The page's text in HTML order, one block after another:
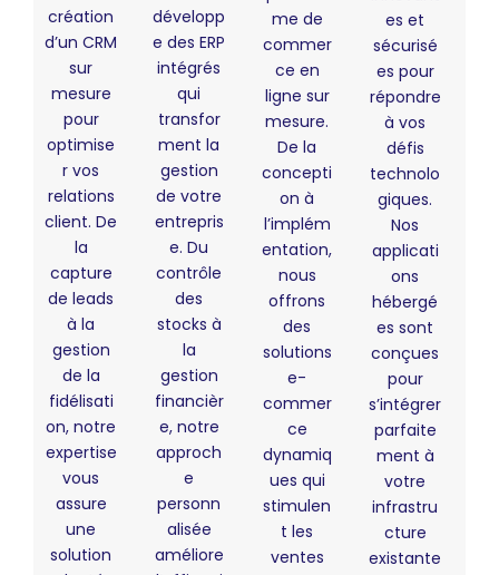
création
d’un CRM
sur
mesure
pour
optimise
r vos
relations
client. De
la
capture
de leads
à la
gestion
de la
fidélisati
on, notre
expertise
vous
assure
une
solution
développ
e des ERP
intégrés
qui
transfor
ment la
gestion
de votre
entrepris
e. Du
contrôle
des
stocks à
la
gestion
financièr
e, notre
approch
e
personn
alisée
améliore
me de
commer
ce en
ligne sur
mesure.
De la
concepti
on à
l’implém
entation,
nous
offrons
des
solutions
e-
commer
ce
dynamiq
ues qui
stimulen
t les
ventes
es et
sécurisé
es pour
répondre
à vos
défis
technolo
giques.
Nos
applicati
ons
hébergé
es sont
conçues
pour
s’intégrer
parfaite
ment à
votre
infrastru
cture
existante